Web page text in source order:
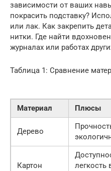
зависимости от ваших
покрасить подставку?
или лак. Как закрепить
нитки. Где найти
журналах или работах
Таблица 1: Сравнение
Материал Плюсы
Дерево
Картон
легкость